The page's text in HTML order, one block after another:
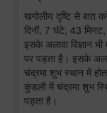
खगोलीय दृष्टि से बात
दिनों, 7 घंटे, 43
इसके अलावा विज्ञान
पर पड़ता है। इसके
चंद्रमा शुभ स्थान में
कुंडली में चंद्रमा शुभ
पड़ता है।